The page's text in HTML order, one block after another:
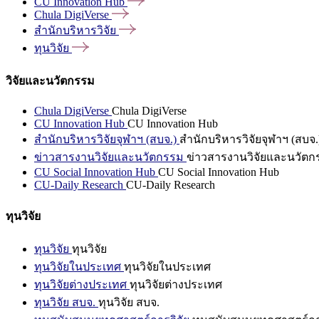
Chula DigiVerse
สำนักบริหารวิจัย
ทุนวิจัย
วิจัยและนวัตกรรม
Chula DigiVerse Chula DigiVerse
CU Innovation Hub CU Innovation Hub
สำนักบริหารวิจัยจุฬาฯ (สบจ.) สำนักบริหารวิจัยจุฬาฯ (สบจ
ข่าวสารงานวิจัยและนวัตกรรม ข่าวสารงานวิจัยและนวัตก
CU Social Innovation Hub CU Social Innovation Hub
CU-Daily Research CU-Daily Research
ทุนวิจัย
ทุนวิจัย ทุนวิจัย
ทุนวิจัยในประเทศ ทุนวิจัยในประเทศ
ทุนวิจัยต่างประเทศ ทุนวิจัยต่างประเทศ
ทุนวิจัย สบจ. ทุนวิจัย สบจ.